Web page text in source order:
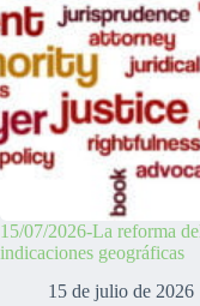
15/07/2026-La reforma
indicaciones geográficas
15 de julio de 2026